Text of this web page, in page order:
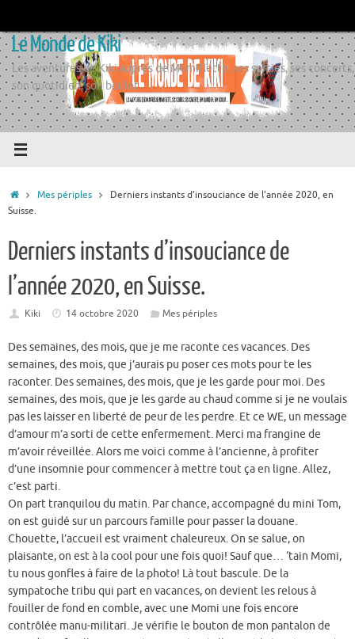
contenu
Le Monde de Kiki
Les aventures de Kiki auprès de Momiflette, ses sorties, ses concerts,
son quotidien, son boulot
Accueil
Mes périples
Derniers instants d’insouciance de l’année 2020, en
Suisse.
Derniers instants d’insouciance de
l’année 2020, en Suisse.
Kiki 14 octobre 2020 Mes périples
Des semaines, des mois, que je me raconte ces vacances. Des
semaines, des mois, que j’aurais pu poser ces mots pour te les
raconter. Des semaines, des mois, que je les garde pour moi. Des
semaines, des mois, que je les garde au chaud comme si je ne voulais
pas les laisser en liberté de peur de les perdre. Et ce WE, un message
d’amour m’a sorti de cette enfermement. Merci ma frangine de
m’avoir réveillée. Alors me voici comme à l’ancienne, à profiter
d’une insomnie pour commencer à mettre tout ça en ligne. Allez,
c’est parti.
On part tranquilou du matin. Par chance, accompagné du mini Tom,
on est guidé sur un parcours famille pour passer la douane.
Chouette, l’accueil est vraiment chaleureux. On se salue, on
plaisante, on est à la cool pour une fois quoi! Sauf que… ‘tain Momi,
tu nous gonfles à faire de la photo! Là tout bascule. De la
sympatoche tribu qui part en vacances, on devient les relous à
fouiller de fond en comble, avec une Momi une fois encore
contrôlée manu-militari. Je vérifie le bouton de mon pantalon de